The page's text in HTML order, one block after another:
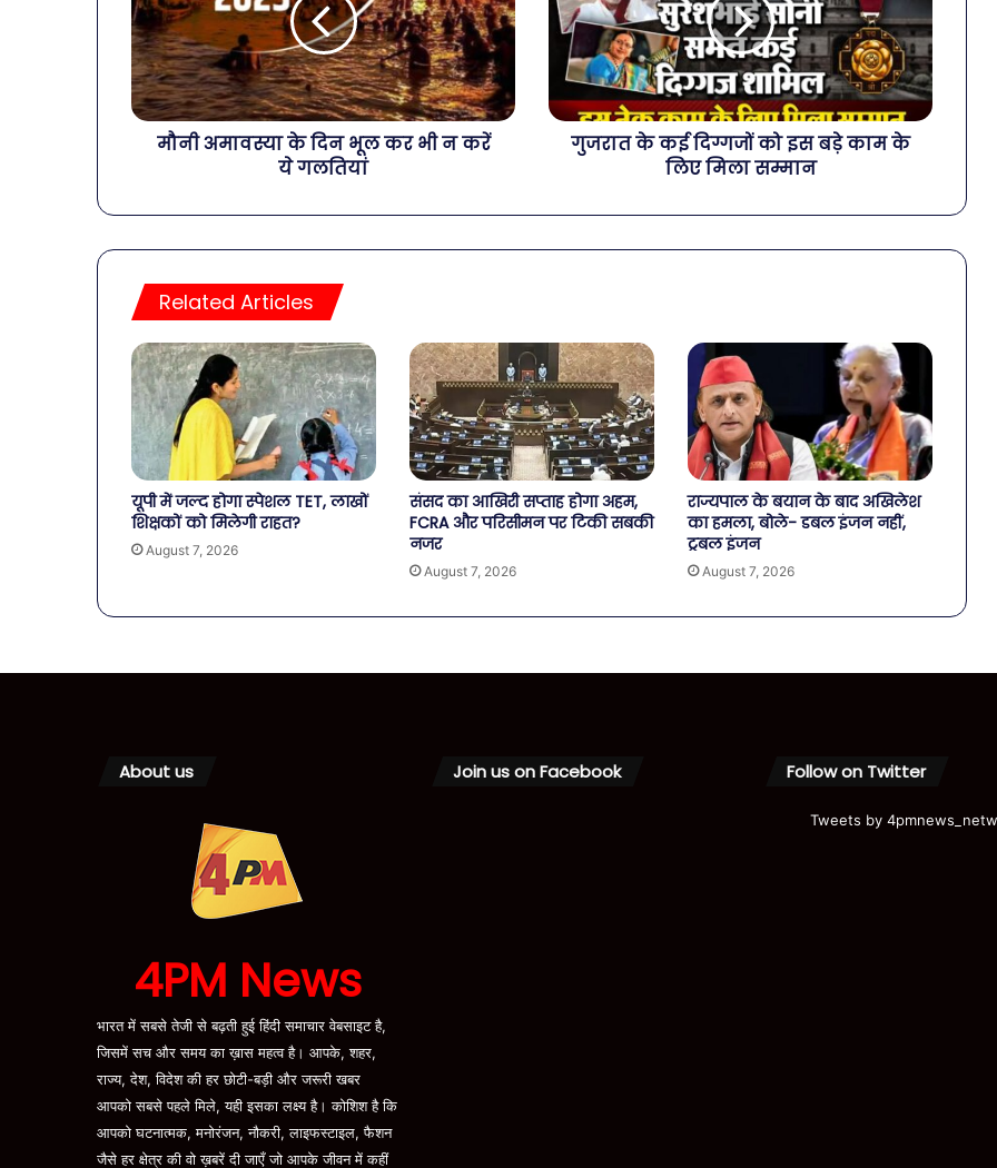
मौनी अमावस्या के दिन भूल कर भी न करें
ये गलतियां
गुजरात के कई दिग्गजों को इस बड़े काम के
लिए मिला सम्मान
Related Articles
यूपी में जल्द होगा स्पेशल TET, लाखों
शिक्षकों को मिलेगी राहत?
August 7, 2026
संसद का आखिरी सप्ताह होगा अहम,
FCRA और परिसीमन पर टिकी सबकी
नजर
August 7, 2026
राज्यपाल के बयान के बाद अखिलेश
का हमला, बोले- डबल इंजन नहीं,
ट्रबल इंजन
August 7, 2026
About us
4PM News
भारत में सबसे तेजी से बढ़ती हुई हिंदी समाचार वेबसाइट है,
जिसमें सच और समय का ख़ास महत्व है। आपके, शहर,
राज्य, देश, विदेश की हर छोटी-बड़ी और जरूरी खबर
आपको सबसे पहले मिले, यही इसका लक्ष्य है। कोशिश है कि
आपको घटनात्मक, मनोरंजन, नौकरी, लाइफस्टाइल, फैशन
जैसे हर क्षेत्र की वो ख़बरें दी जाएँ जो आपके जीवन में कहीं
Join us on Facebook Follow on Twitter
Tweets by